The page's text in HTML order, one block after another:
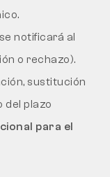
notificará al
o rechazo).
sustitución
del plazo
para el